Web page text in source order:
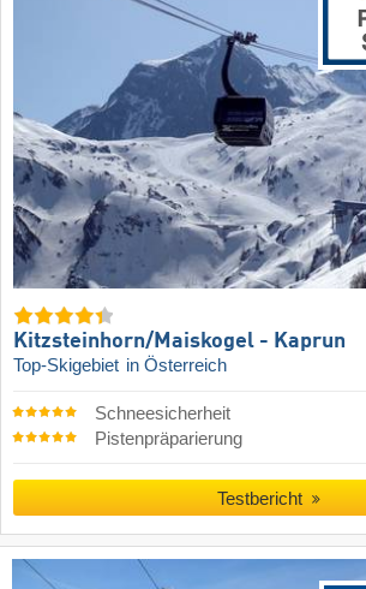
Kitzsteinhorn/​Maiskogel - Kaprun
Top-Skigebiet in Österreich
Schneesicherheit
Pistenpräparierung
Testbericht